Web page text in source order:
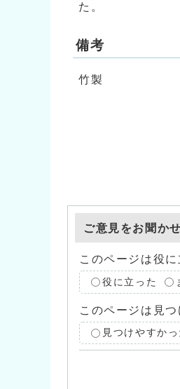
た。
備考
竹製
ご意見をお聞か
このページは役に
役に立った
このページは見
見つけやすかっ